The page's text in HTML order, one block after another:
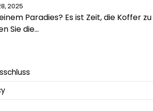
2025
Paradies? Es ist Zeit, die Koffer zu
Sie die…